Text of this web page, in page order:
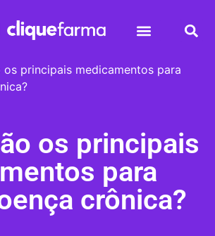
os principais medicamentos para
os principais
para
crônica?